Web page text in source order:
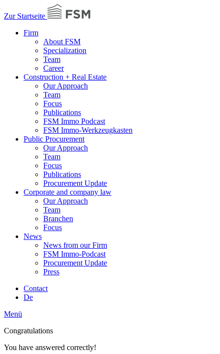
Zur Startseite
Firm
About FSM
Specialization
Team
Career
Construction + Real Estate
Our Approach
Team
Focus
Publications
FSM Immo Podcast
FSM Immo-Werkzeugkasten
Public Procurement
Our Approach
Team
Focus
Publications
Procurement Update
Corporate and company law
Our Approach
Team
Branchen
Focus
News
News from our Firm
FSM Immo-Podcast
Procurement Update
Press
Contact
De
Menü
Congratulations
You have answered correctly!